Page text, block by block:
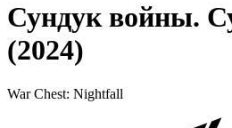
Сундук войны.
(2024)
War Chest: Nightfall